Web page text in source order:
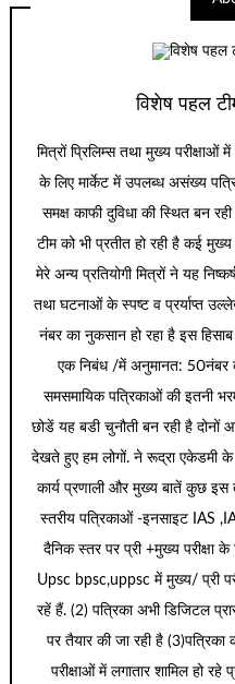
विशेष पहल
मित्रों प्रिलिम्स तथा मुख्य
के लिए मार्केट में उपलब्ध असंख्य
समक्ष काफी दुविधा की स्थित बन
टीम को भी प्रतीत हो रही है कई मुख्य
मेरे अन्य प्रतियोगी मित्रों ने यह
तथा घटनाओं के स्पष्ट व प्रर्याप्त
नंबर का नुकसान हो रहा है इस
एक निबंध /में अनुमानत: 50नंबर
समसमायिक पत्रिकाओं की इतनी
छोडें यह बडी चुनौती बन रही है दोनों
देखते हुए हम लोगों. ने रूद्रा एकेडमी के
कार्य प्रणाली और मुख्य बातें कुछ इस
स्तरीय पत्रिकाओं -इनसाइट IAS
दैनिक स्तर पर प्री +मुख्य
Upsc bpsc,uppsc में मुख्य/ प्री
रहें हैं. (2) पत्रिका अभी डिजिटल
पर तैयार की जा रही है
परीक्षाओं में लगातार शामिल हो रहे